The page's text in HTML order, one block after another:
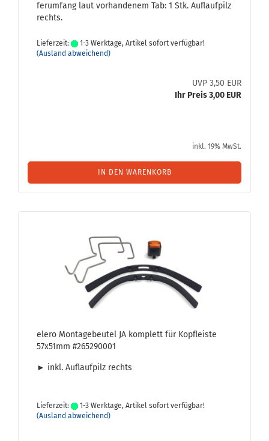
fer­um­fang laut vor­han­de­nem Tab: 1 Stk. Auf­lauf­pilz
rechts.
Lieferzeit:
1-3 Werktage, Artikel sofort verfügbar!
(Ausland abweichend)
UVP 3,50 EUR
Ihr Preis 3,00 EUR
inkl. 19% MwSt.
IN DEN WARENKORB
elero Mon­ta­ge­beu­tel JA kom­plett für Kopf­leis­te
57x51mm #265290001
► inkl. Auf­lauf­pilz rechts
Lieferzeit:
1-3 Werktage, Artikel sofort verfügbar!
(Ausland abweichend)